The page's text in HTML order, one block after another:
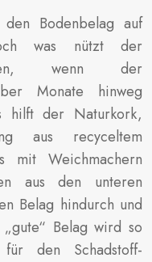
Bodenbelag auf
was nützt der
wenn der
Monate hinweg
hilft der Naturkork,
aus recyceltem
mit Weichmachern
aus den unteren
Belag hindurch und
Belag wird so
den Schadstoff-